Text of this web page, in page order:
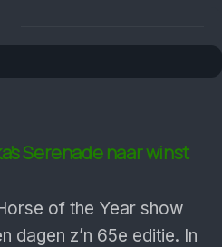
Serenade naar winst
of the Year show
dagen z’n 65e editie. In